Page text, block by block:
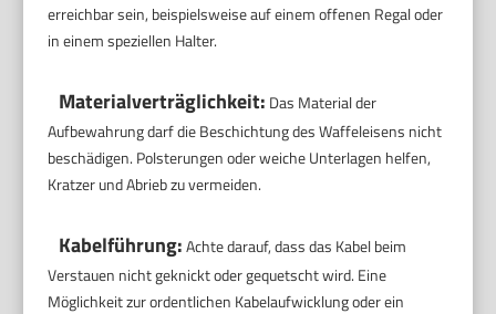
erreichbar sein, beispielsweise auf einem offenen Regal oder
in einem speziellen Halter.
Materialverträglichkeit: Das Material der
Aufbewahrung darf die Beschichtung des Waffeleisens nicht
beschädigen. Polsterungen oder weiche Unterlagen helfen,
Kratzer und Abrieb zu vermeiden.
Kabelführung:Achte darauf, dass das Kabel beim
Verstauen nicht geknickt oder gequetscht wird. Eine
Möglichkeit zur ordentlichen Kabelaufwicklung oder ein